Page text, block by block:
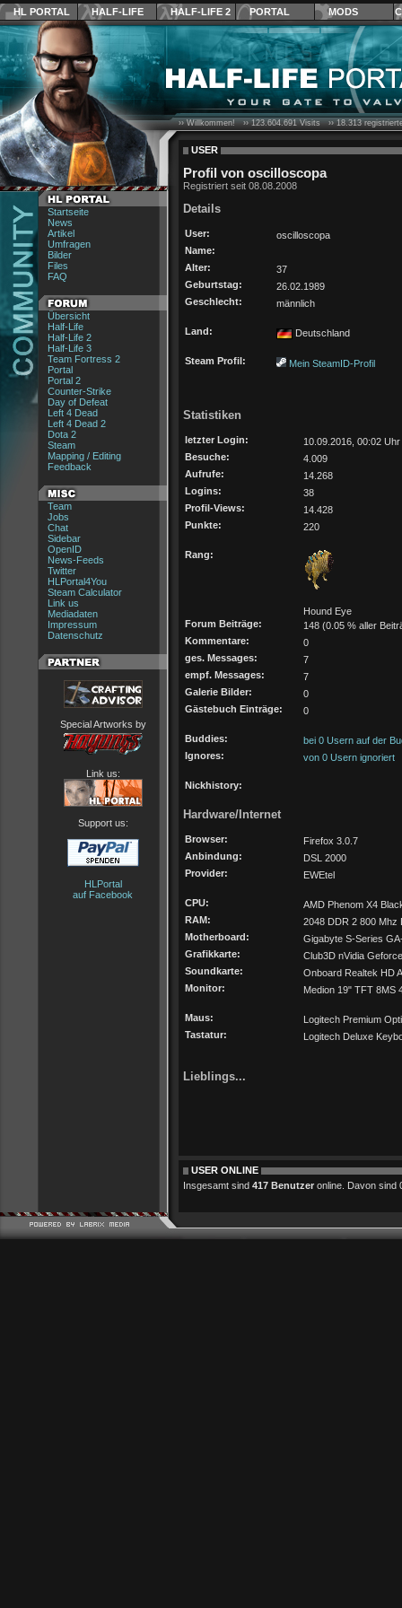
HL PORTAL HALF-LIFE HALF-LIFE 2 PORTAL MODS
Startseite
News
Artikel
Umfragen
Bilder
Files
FAQ
Übersicht
Half-Life
Half-Life 2
Half-Life 3
Team Fortress 2
Portal
Portal 2
Counter-Strike
Day of Defeat
Left 4 Dead
Left 4 Dead 2
Dota 2
Steam
Mapping / Editing
Feedback
Team
Jobs
Chat
Sidebar
OpenID
News-Feeds
Twitter
HLPortal4You
Steam Calculator
Link us
Mediadaten
Impressum
Datenschutz
Special Artworks by
Link us:
Support us:
HLPortal
auf Facebook
›› Willkommen! ››123.604.691Visits ››18.313
USER
Profil von oscilloscopa
Registriert seit 08.08.2008
Details
User:
oscilloscopa
Name:
Alter:
37
Geburtstag:
26.02.1989
Geschlecht:
männlich
Land: Deutschland
Steam Profil: Mein SteamID-Profil
Statistiken
letzter Login:
10.09.2016, 00:02 Uhr
Besuche:
4.009
Aufrufe:
14.268
Logins:
38
Profil-Views:
14.428
Punkte:
220
Rang:
Hound Eye
Forum Beiträge:
148 (0.05 % aller
Kommentare:
0
ges. Messages:
7
empf. Messages:
7
Galerie Bilder:
0
Gästebuch Einträge:
0
Buddies:
bei 0 Usern auf der
Ignores:
von 0 Usern ignoriert
Nickhistory:
Hardware/Internet
Browser:
Firefox 3.0.7
Anbindung:
DSL 2000
Provider:
EWEtel
CPU:
AMD Phenom X4
RAM:
2048 DDR 2 800 Mhz
Motherboard:
Gigabyte S-Series
Grafikkarte:
Club3D nVidia
Soundkarte:
Onboard Realtek HD
Monitor:
Medion 19" TFT 8MS
Maus:
Logitech Premium
Tastatur:
Logitech Deluxe
Lieblings...
USER ONLINE
Insgesamt sind 417 Benutzer online. Davon sind